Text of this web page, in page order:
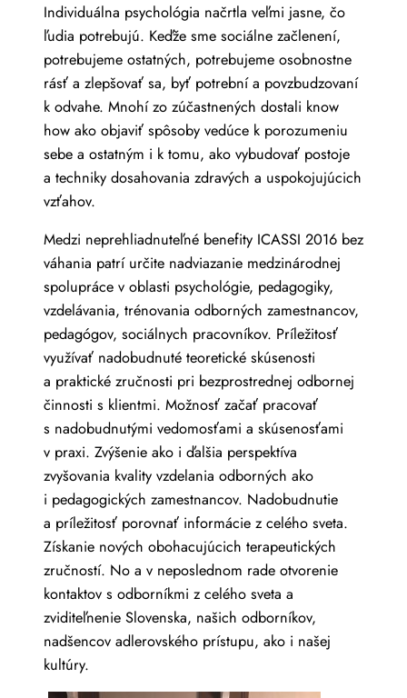
Individuálna psychológia načrtla veľmi jasne, čo
ľudia potrebujú. Keďže sme sociálne začlenení,
potrebujeme ostatných, potrebujeme osobnostne
rásť a zlepšovať sa, byť potrební a povzbudzovaní
k odvahe. Mnohí zo zúčastnených dostali know
how ako objaviť spôsoby vedúce k porozumeniu
sebe a ostatným i k tomu, ako vybudovať postoje
a techniky dosahovania zdravých a uspokojujúcich
vzťahov.
Medzi neprehliadnuteľné benefity ICASSI 2016 bez
váhania patrí určite nadviazanie medzinárodnej
spolupráce v oblasti psychológie, pedagogiky,
vzdelávania, trénovania odborných zamestnancov,
pedagógov, sociálnych pracovníkov. Príležitosť
využívať nadobudnuté teoretické skúsenosti
a praktické zručnosti pri bezprostrednej odbornej
činnosti s klientmi. Možnosť začať pracovať
s nadobudnutými vedomosťami a skúsenosťami
v praxi. Zvýšenie ako i ďalšia perspektíva
zvyšovania kvality vzdelania odborných ako
i pedagogických zamestnancov. Nadobudnutie
a príležitosť porovnať informácie z celého sveta.
Získanie nových obohacujúcich terapeutických
zručností. No a v neposlednom rade otvorenie
kontaktov s odborníkmi z celého sveta a
zviditeľnenie Slovenska, našich odborníkov,
nadšencov adlerovského prístupu, ako i našej
kultúry.